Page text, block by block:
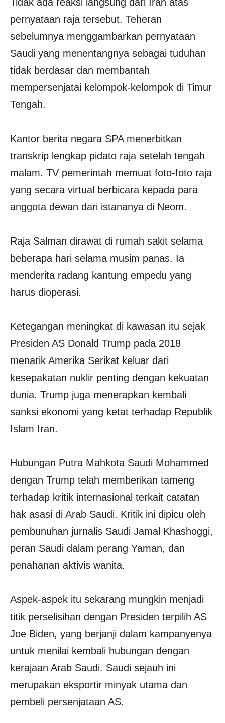
pernyataan raja tersebut. Teheran
sebelumnya menggambarkan pernyataan
Saudi yang menentangnya sebagai tuduhan
tidak berdasar dan membantah
mempersenjatai kelompok-kelompok di Timur
Tengah.
Kantor berita negara SPA menerbitkan
transkrip lengkap pidato raja setelah tengah
malam. TV pemerintah memuat foto-foto raja
yang secara virtual berbicara kepada para
anggota dewan dari istananya di Neom.
Raja Salman dirawat di rumah sakit selama
beberapa hari selama musim panas. Ia
menderita radang kantung empedu yang
harus dioperasi.
Ketegangan meningkat di kawasan itu sejak
Presiden AS Donald Trump pada 2018
menarik Amerika Serikat keluar dari
kesepakatan nuklir penting dengan kekuatan
dunia. Trump juga menerapkan kembali
sanksi ekonomi yang ketat terhadap Republik
Islam Iran.
Hubungan Putra Mahkota Saudi Mohammed
dengan Trump telah memberikan tameng
terhadap kritik internasional terkait catatan
hak asasi di Arab Saudi. Kritik ini dipicu oleh
pembunuhan jurnalis Saudi Jamal Khashoggi,
peran Saudi dalam perang Yaman, dan
penahanan aktivis wanita.
Aspek-aspek itu sekarang mungkin menjadi
titik perselisihan dengan Presiden terpilih AS
Joe Biden, yang berjanji dalam kampanyenya
untuk menilai kembali hubungan dengan
kerajaan Arab Saudi. Saudi sejauh ini
merupakan eksportir minyak utama dan
pembeli persenjataan AS.